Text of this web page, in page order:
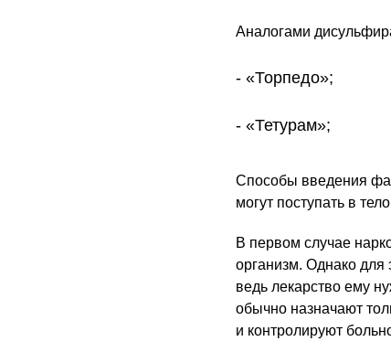
Аналогами
«Торпедо»;
«Тетурам»;
Способы введения
могут поступать в
В первом случае
организм. Однако для
ведь лекарство ему
обычно назначают
и контролируют